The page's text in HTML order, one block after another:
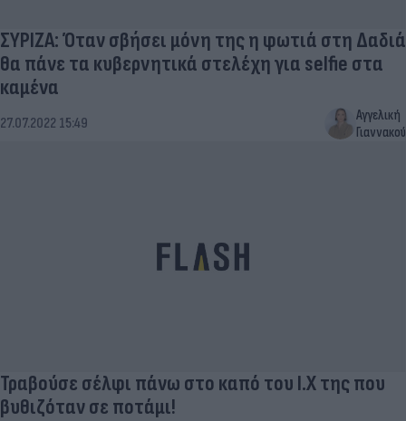
ΣΥΡΙΖΑ: Όταν σβήσει μόνη της η φωτιά στη Δαδιά
θα πάνε τα κυβερνητικά στελέχη για selfie στα
καμένα
27.07.2022 15:49
Αγγελική
Γιαννακού
Τραβούσε σέλφι πάνω στο καπό του Ι.Χ της που
βυθιζόταν σε ποτάμι!